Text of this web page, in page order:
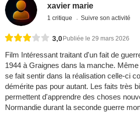
xavier marie
1 critique Suivre son activité
3,0 Publiée le 29 mars 2026
Film Intéressant traitant d'un fait de
1944 à Graignes dans la manche.
se fait sentir dans la réalisation celle-ci
démérite pas pour autant. Les faits très
permettent d'apprendre des choses
Normandie durant la seconde guerre